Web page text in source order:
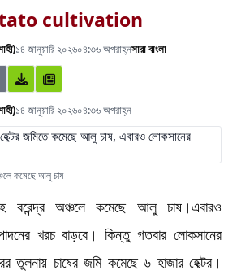
cultivation
১৪ জানুয়ারি ২০২৬০৪:৩৬ অপরাহ্নসারা বাংলা
১৪ জানুয়ারি ২০২৬০৪:৩৬ অপরাহ্ন
কমেছে আলু চাষ
বরেন্দ্র অঞ্চলে কমেছে আলু চাষ।এবারও
খরচ বাড়বে। কিন্তু গতবার লোকসানের
তুলনায় চাষের জমি কমেছে ৬ হাজার হেক্টর।